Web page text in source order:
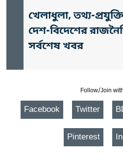
খেলাধুলা, তথ্য-
দেশ-বিদেশের
সর্বশেষ খবর
Follow/Join
Facebook Twitter
Pinterest